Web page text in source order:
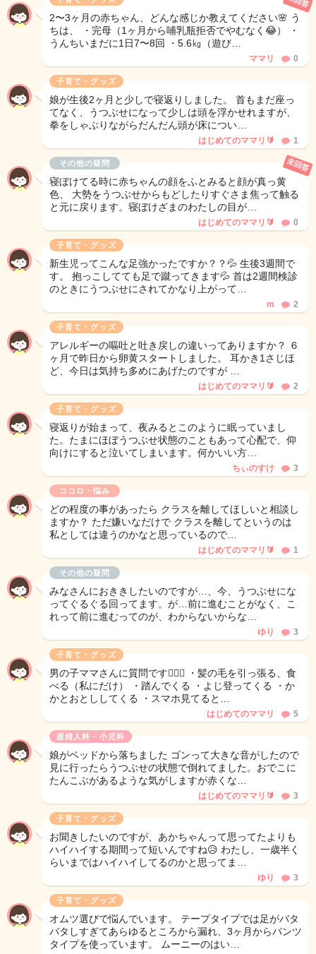
2〜3ヶ月の赤ちゃん、どんな感じか教えてください🌸 う
ちは、 ・完母（1ヶ月から哺乳瓶拒否でやむなく😂） ・
うんちいまだに1日7〜8回 ・5.6㎏（遊び…
ママリ 0
子育て・グッズ
娘が生後2ヶ月と少しで寝返りしました。 首もまだ座っ
てなく、うつぶせになって少しは頭を浮かせれますが、
拳をしゃぶりながらだんだん頭が床につい…
はじめてのママリ🔰 1
その他の疑問
寝ぼけてる時に赤ちゃんの顔をふとみると顔が真っ黄
色、 大勢をうつぶせからもどしたりすぐさま焦って触る
と元に戻ります。寝ぼけざまのわたしの目が…
未回答
はじめてのママリ🔰 0
子育て・グッズ
新生児ってこんな足強かったですか？？💦 生後3週間で
す。 抱っこしてても足で蹴ってきます💦 首は2週間検診
のときにうつぶせにされてかなり上がって…
m 2
子育て・グッズ
アレルギーの嘔吐と吐き戻しの違いってありますか？ ６
ヶ月で昨日から卵黄スタートしました。 耳かき1さじほ
ど、今日は気持ち多めにあげたのですが …
はじめてのママリ🔰 2
子育て・グッズ
寝返りが始まって、夜みるとこのように眠っていまし
た。たまにほぼうつぶせ状態のこともあって心配で、仰
向けにすると泣いてしまいます。何かいい方…
ちぃのすけ 3
ココロ・悩み
どの程度の事があったら クラスを離してほしいと相談し
ますか？ ただ嫌いなだけで クラスを離してというのは
私としては違うのかなと思っているので…
はじめてのママリ🔰 1
その他の疑問
みなさんにおききしたいのですが…、今、うつぶせにな
ってぐるぐる回ってます。が…前に進むことがなく、こ
れって前に進むってのが、わからないからな…
ゆり 3
子育て・グッズ
男の子ママさんに質問です🙋🏻‍♀️ ・髪の毛を引っ張る、食
べる（私にだけ） ・踏んでくる ・よじ登ってくる ・か
かとおとししてくる ・スマホ見てると…
はじめてのママリ 5
産婦人科・小児科
娘がベッドから落ちました ゴンって大きな音がしたので
見に行ったらうつぶせの状態で倒れてました。おでこに
たんこぶがあるような気がしますが赤くな…
はじめてのママリ🔰 3
子育て・グッズ
お聞きしたいのですが、あかちゃんって思ってたよりも
ハイハイする期間って短いんですね😥 わたし、一歳半く
らいまではハイハイしてるのかと思ってま…
ゆり 3
子育て・グッズ
オムツ選びで悩んでいます。 テープタイプでは足がバタ
バタしすぎてあらゆるところから漏れ、3ヶ月からパンツ
タイプを使っています。 ムーニーのはい…